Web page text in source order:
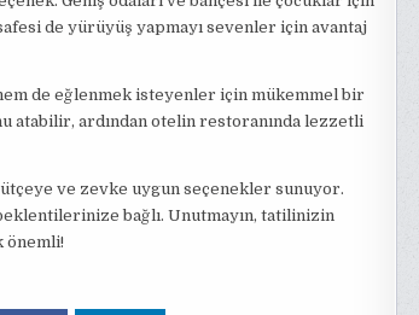
de yürüyüş yapmayı sevenler için avantaj
de eğlenmek isteyenler için mükemmel bir
atabilir, ardından otelin restoranında lezzetli
ve zevke uygun seçenekler sunuyor.
bağlı. Unutmayın, tatilinizin
önemli!